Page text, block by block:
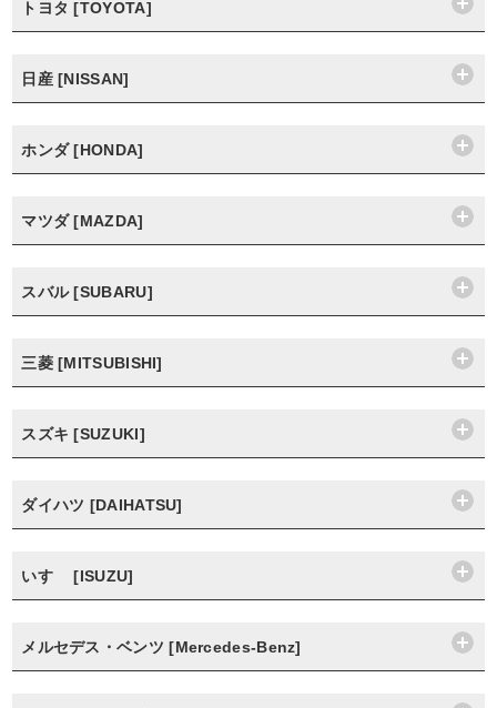
トヨタ [TOYOTA]
日産 [NISSAN]
ホンダ [HONDA]
マツダ [MAZDA]
スバル [SUBARU]
三菱 [MITSUBISHI]
スズキ [SUZUKI]
ダイハツ [DAIHATSU]
いすゞ [ISUZU]
メルセデス・ベンツ [Mercedes-Benz]